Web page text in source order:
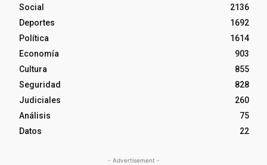
Social
2136
Deportes
1692
Política
1614
Economía
903
Cultura
855
Seguridad
828
Judiciales
260
Análisis
75
Datos
22
- Advertisement -